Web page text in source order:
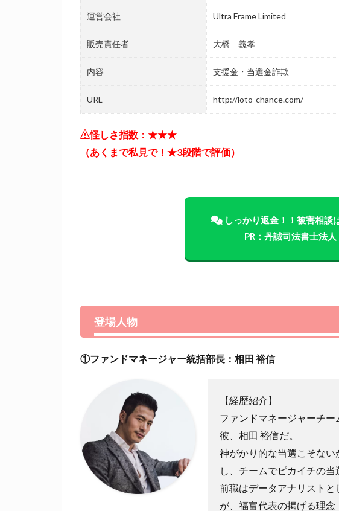
運営会社 Ultra Frame Limited
販売責任者 大橋 義孝
内容 支援金・当選金詐欺
URL http://loto-chance.com/
怪しさ指数：★★★
（あくまで私見で！★3段階で評価）
しっかり返金！！被害相談
PR：丹誠司法書士法人
登場人物
①ファンドマネージャー統括部長：相田 裕信
【経歴紹介】
ファンドマネージャーチ
彼、相田 裕信だ。
神がかり的な当選こそな
し、チームでピカイチの当
前職はデータアナリスト
が、福富代表の掲げる理念